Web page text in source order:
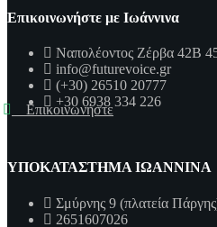
Επικοινωνήστε με Ιωάννινα
Ναπολέοντος Ζέρβα 42Β
info@futurevoice.gr
(+30) 26510 20777
+30 6938 334 226
Επικοινωνήστε
ΥΠΟΚΑΤΑΣΤΗΜΑ ΙΩΑΝΝΙΝΑ
Σμύρνης 9 (πλατεία
2651607026